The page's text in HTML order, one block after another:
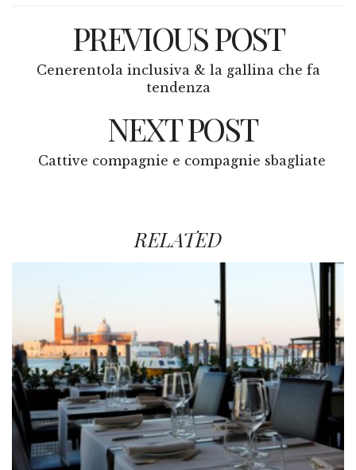
PREVIOUS POST
Cenerentola inclusiva & la gallina che fa
tendenza
NEXT POST
Cattive compagnie e compagnie sbagliate
RELATED